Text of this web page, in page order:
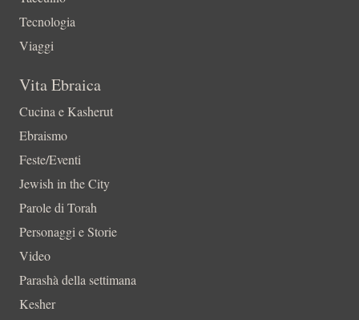
Tecnologia
Viaggi
Vita Ebraica
Cucina e Kasherut
Ebraismo
Feste/Eventi
Jewish in the City
Parole di Torah
Personaggi e Storie
Video
Parashà della settimana
Kesher